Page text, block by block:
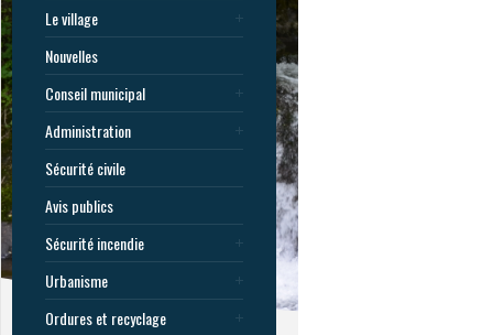
Le village
Nouvelles
Conseil municipal
Administration
Sécurité civile
Avis publics
Sécurité incendie
Urbanisme
Ordures et recyclage